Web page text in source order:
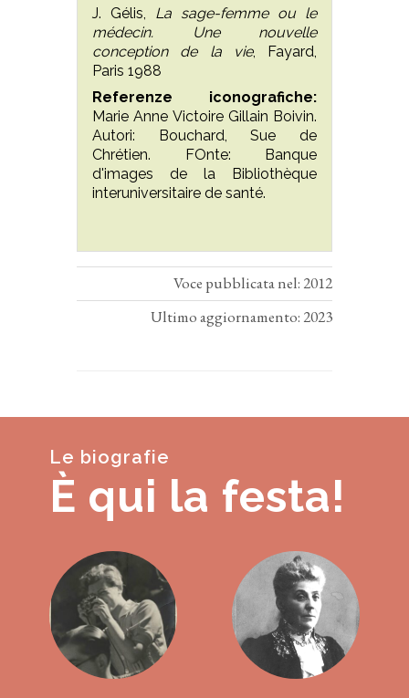
J. Gélis, La sage-femme ou le
médecin. Une nouvelle
conception de la vie, Fayard,
Paris 1988
Referenze iconografiche:
Marie Anne Victoire Gillain Boivin.
Autori: Bouchard, Sue de
Chrétien. FOnte: Banque
d'images de la Bibliothèque
interuniversitaire de santé.
Voce pubblicata nel: 2012
Ultimo aggiornamento: 2023
Le biografie
È qui la festa!